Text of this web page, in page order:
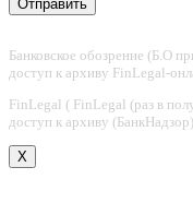
Банковское обозрение (Б.О
доступ к архиву FinLegal-
FinLegal ( FinLegal (раз в
доступ к архиву (БанкНадзор)
X